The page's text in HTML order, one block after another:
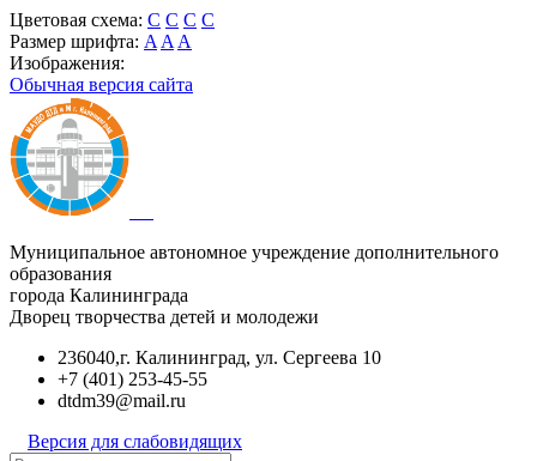
Цветовая схема: C C C C
Размер шрифта: A A A
Изображения:
Обычная версия сайта
Муниципальное автономное учреждение дополнительного
образования
города Калининграда
Дворец творчества детей и молодежи
236040,г. Калининград, ул. Сергеева 10
+7 (401) 253-45-55
dtdm39@mail.ru
Версия для слабовидящих